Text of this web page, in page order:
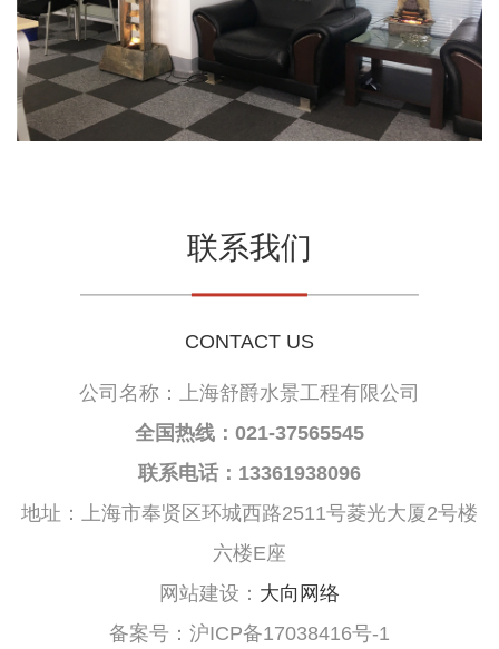
联系我们
CONTACT US
公司名称：上海舒爵水景工程有限公司
全国热线：021-37565545
联系电话：13361938096
地址：上海市奉贤区环城西路2511号菱光大厦2号楼
六楼E座
网站建设： 大向网络
备案号：沪ICP备17038416号-1